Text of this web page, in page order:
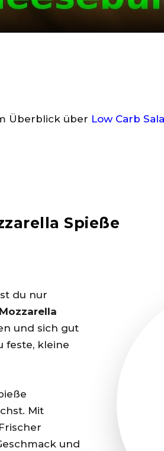
Überblick über Low Carb
Spieße
du nur
und sich gut
feste, kleine
Mit
und